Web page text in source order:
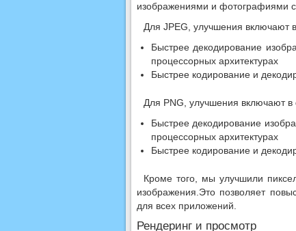
изображениями и фотографиями
Для JPEG, улучшения включают
Быстрее декодирование
процессорных архитектурах
Быстрее кодирование и
Для PNG, улучшения включают в
Быстрее декодирование
процессорных архитектурах
Быстрее кодирование и
Кроме того, мы улучшили
изображения.Это позволяет
для всех приложений.
Рендеринг и просмотр